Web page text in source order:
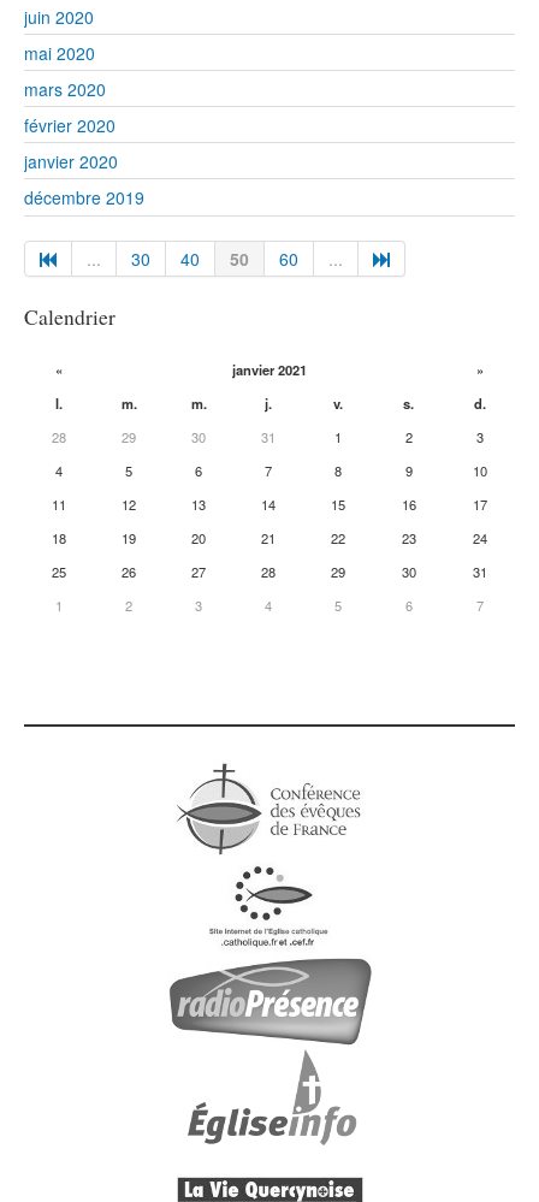
juin 2020
mai 2020
mars 2020
février 2020
janvier 2020
décembre 2019
... 30 40 50 60 ...
Calendrier
« janvier 2021
»
l.
m. m. j. v. s.
d.
28
29 30 31 1 2
3
4
5 6 7 8 9
10
11
12 13 14 15 16
17
18
19 20 21 22 23
24
25
26 27 28 29 30
31
1
2 3 4 5 6 7